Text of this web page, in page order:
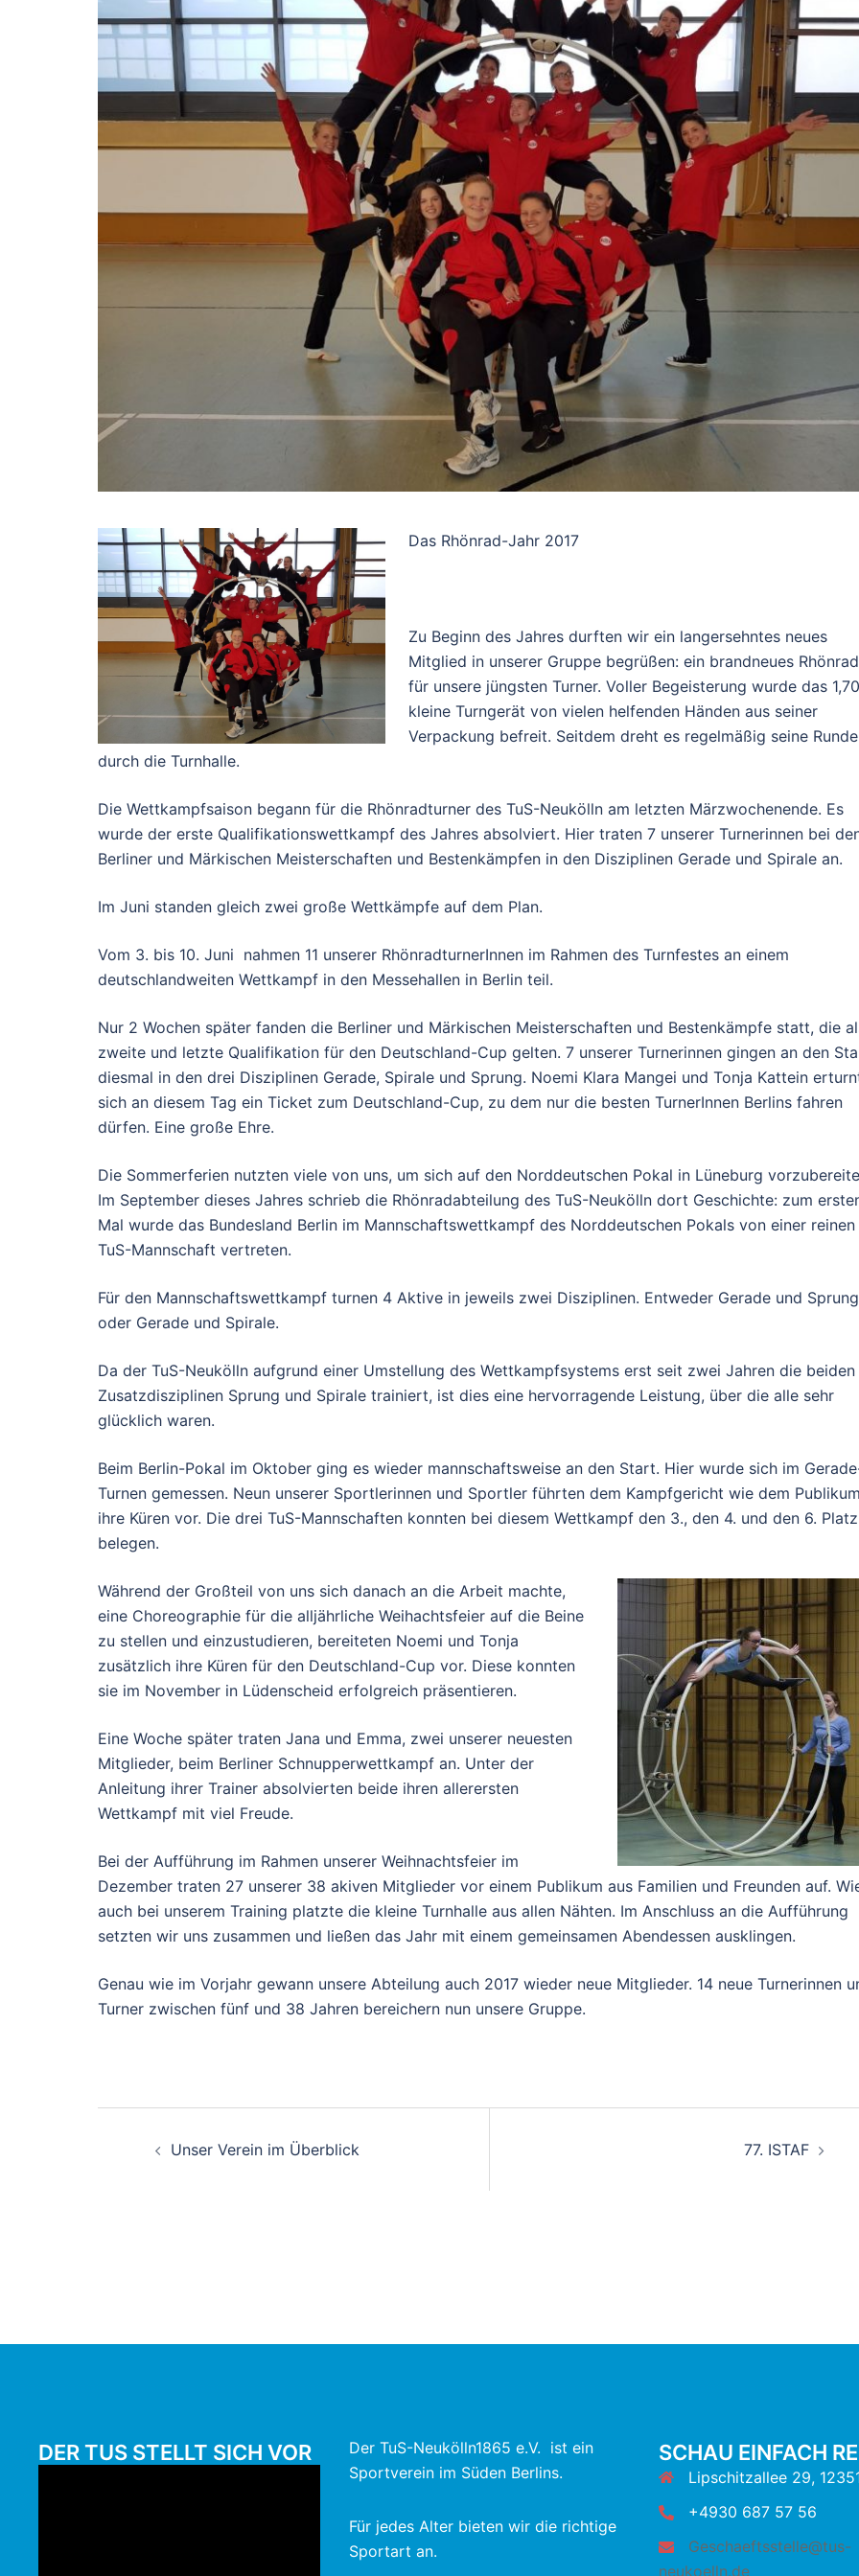
Das Rhönrad-Jahr 2017
Zu Beginn des Jahres durften wir ein langersehntes neues
Mitglied in unserer Gruppe begrüßen: ein brandneues Rhönrad
für unsere jüngsten Turner. Voller Begeisterung wurde das
kleine Turngerät von vielen helfenden Händen aus seiner
Verpackung befreit. Seitdem dreht es regelmäßig seine
durch die Turnhalle.
Die Wettkampfsaison begann für die Rhönradturner des TuS-Neukölln am letzten Märzwochenende. Es
wurde der erste Qualifikationswettkampf des Jahres absolviert. Hier traten 7 unserer Turnerinnen bei
Berliner und Märkischen Meisterschaften und Bestenkämpfen in den Disziplinen Gerade und Spirale an.
Im Juni standen gleich zwei große Wettkämpfe auf dem Plan.
Vom 3. bis 10. Juni nahmen 11 unserer RhönradturnerInnen im Rahmen des Turnfestes an einem
deutschlandweiten Wettkampf in den Messehallen in Berlin teil.
Nur 2 Wochen später fanden die Berliner und Märkischen Meisterschaften und Bestenkämpfe statt, die
zweite und letzte Qualifikation für den Deutschland-Cup gelten. 7 unserer Turnerinnen gingen an den
diesmal in den drei Disziplinen Gerade, Spirale und Sprung. Noemi Klara Mangei und Tonja Kattein
sich an diesem Tag ein Ticket zum Deutschland-Cup, zu dem nur die besten TurnerInnen Berlins fahren
dürfen. Eine große Ehre.
Die Sommerferien nutzten viele von uns, um sich auf den Norddeutschen Pokal in Lüneburg
Im September dieses Jahres schrieb die Rhönradabteilung des TuS-Neukölln dort Geschichte: zum
Mal wurde das Bundesland Berlin im Mannschaftswettkampf des Norddeutschen Pokals von einer reinen
TuS-Mannschaft vertreten.
Für den Mannschaftswettkampf turnen 4 Aktive in jeweils zwei Disziplinen. Entweder Gerade und Sprung
oder Gerade und Spirale.
Da der TuS-Neukölln aufgrund einer Umstellung des Wettkampfsystems erst seit zwei Jahren die beiden
Zusatzdisziplinen Sprung und Spirale trainiert, ist dies eine hervorragende Leistung, über die alle sehr
glücklich waren.
Beim Berlin-Pokal im Oktober ging es wieder mannschaftsweise an den Start. Hier wurde sich im
Turnen gemessen. Neun unserer Sportlerinnen und Sportler führten dem Kampfgericht wie dem
ihre Küren vor. Die drei TuS-Mannschaften konnten bei diesem Wettkampf den 3., den 4. und den 6. Platz
belegen.
Während der Großteil von uns sich danach an die Arbeit machte,
eine Choreographie für die alljährliche Weihachtsfeier auf die Beine
zu stellen und einzustudieren, bereiteten Noemi und Tonja
zusätzlich ihre Küren für den Deutschland-Cup vor. Diese konnten
sie im November in Lüdenscheid erfolgreich präsentieren.
Eine Woche später traten Jana und Emma, zwei unserer neuesten
Mitglieder, beim Berliner Schnupperwettkampf an. Unter der
Anleitung ihrer Trainer absolvierten beide ihren allerersten
Wettkampf mit viel Freude.
Bei der Aufführung im Rahmen unserer Weihnachtsfeier im
Dezember traten 27 unserer 38 akiven Mitglieder vor einem Publikum aus Familien und Freunden auf.
auch bei unserem Training platzte die kleine Turnhalle aus allen Nähten. Im Anschluss an die Aufführung
setzten wir uns zusammen und ließen das Jahr mit einem gemeinsamen Abendessen ausklingen.
Genau wie im Vorjahr gewann unsere Abteilung auch 2017 wieder neue Mitglieder. 14 neue Turnerinnen
Turner zwischen fünf und 38 Jahren bereichern nun unsere Gruppe.
Beitragsnavigation
Unser Verein im Überblick 77. ISTAF
DER TUS STELLT SICH VOR
Der TuS-Neukölln1865 e.V. ist ein
Sportverein im Süden Berlins.
Für jedes Alter bieten wir die richtige
Sportart an.
SCHAU EINFACH
Lipschitzallee 29,
+4930 687 57 56
Geschaeftsstelle@tus-
neukoelln.de